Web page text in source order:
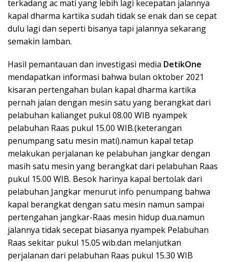
terkadang ac mati yang lebih lagi kecepatan jalannya
kapal dharma kartika sudah tidak se enak dan se cepat
dulu lagi dan seperti bisanya tapi jalannya sekarang
semakin lamban.
Hasil pemantauan dan investigasi media DetikOne
mendapatkan informasi bahwa bulan oktober 2021
kisaran pertengahan bulan kapal dharma kartika
pernah jalan dengan mesin satu yang berangkat dari
pelabuhan kalianget pukul 08.00 WIB nyampek
pelabuhan Raas pukul 15.00 WIB.(keterangan
penumpang satu mesin mati).namun kapal tetap
melakukan perjalanan ke pelabuhan jangkar dengan
masih satu mesin yang berangkat dari pelabuhan Raas
pukul 15.00 WIB. Besok harinya kapal bertolak dari
pelabuhan Jangkar menurut info penumpang bahwa
kapal berangkat dengan satu mesin namun sampai
pertengahan jangkar-Raas mesin hidup dua.namun
jalannya tidak secepat biasanya nyampek Pelabuhan
Raas sekitar pukul 15.05 wib.dan melanjutkan
perjalanan dari pelabuhan Raas pukul 15.30 WIB